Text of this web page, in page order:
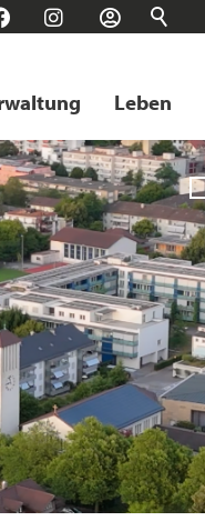
FacebookInstagram
Login
Leben